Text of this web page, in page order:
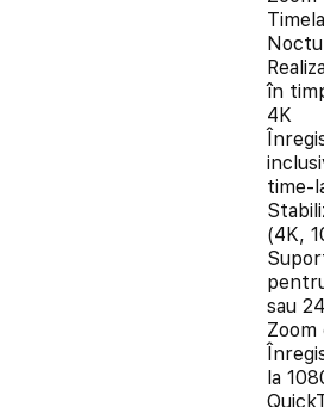
în
4K
time-
(4K,
sau
Zoom
la